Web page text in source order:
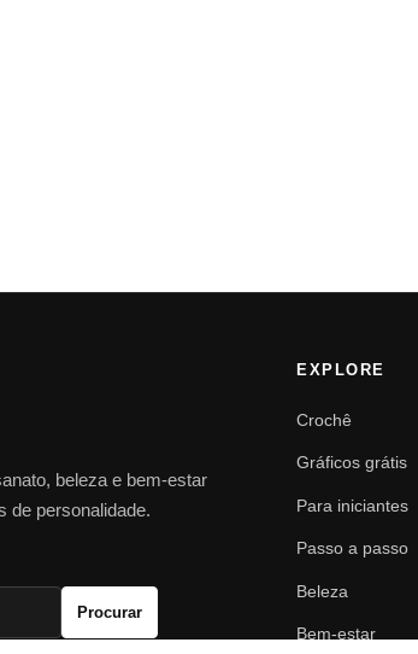
beleza e bem-estar
de personalidade.
Procurar
EXPLORE
Crochê
Gráficos grátis
Para iniciantes
Passo a passo
Beleza
Bem-estar